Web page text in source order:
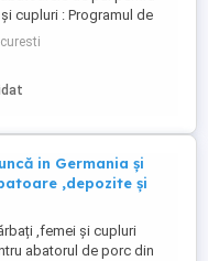
cupluri : Programul de
ore in schimb de zi și
vineri și duminică pină
cu 170 coroane pe oră
cazarea se retrage din
in Germania și
,depozite și
,femei și cupluri
abatorul de porc din